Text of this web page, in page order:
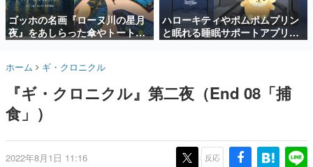
新世代に訊く
これからのデジタルゲーム市場を担う若きクリエイター達
の姿を追い、彼らのルーツと情熱を探っていきます。
ゲーム世代の作家たち
ゲームに多大な影響を受けた作家さんに取材し、ゲームが
日本のコンテンツ産業やカルチャーに与えた影響を探る企
画です。
ルを網羅するほか、開発者へのインタビューや識者による
解説を掲載。約20年の歴史が一望できる決定版！
ゴッホの名画『ローヌ川の星月
夜』をあしらった傘やトートバ
ッグなどが登場。8月7日21時よ
ハローキティやポムポムプリン
と眠れる睡眠サポートアプリ
『ゆめたび』が配信中。キャラ
ホーム ギ・クロニクル
『ギ・クロニクル』第二夜（End 08「捕
食」）
2022年8月1日 11:16 反応